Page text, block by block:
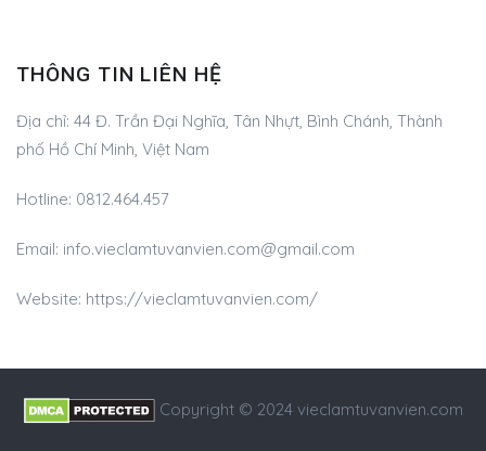
THÔNG TIN LIÊN HỆ
Địa chỉ: 44 Đ. Trần Đại Nghĩa, Tân Nhựt, Bình Chánh, Thành
phố Hồ Chí Minh, Việt Nam
Hotline: 0812.464.457
Email: info.vieclamtuvanvien.com@gmail.com
Website: https://vieclamtuvanvien.com/
Copyright © 2024 vieclamtuvanvien.com